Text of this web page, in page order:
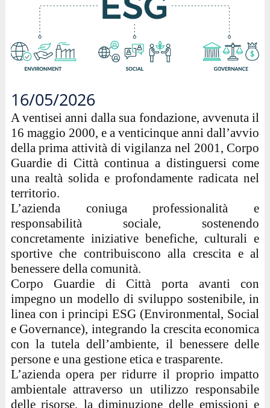
16/05/2026
A ventisei anni dalla sua fondazione, avvenuta il
16 maggio 2000, e a venticinque anni dall’avvio
della prima attività di vigilanza nel 2001, Corpo
Guardie di Città continua a distinguersi come
una realtà solida e profondamente radicata nel
territorio.
L’azienda coniuga professionalità e
responsabilità sociale, sostenendo
concretamente iniziative benefiche, culturali e
sportive che contribuiscono alla crescita e al
benessere della comunità.
Corpo Guardie di Città porta avanti con
impegno un modello di sviluppo sostenibile, in
linea con i principi ESG (Environmental, Social
e Governance), integrando la crescita economica
con la tutela dell’ambiente, il benessere delle
persone e una gestione etica e trasparente.
L’azienda opera per ridurre il proprio impatto
ambientale attraverso un utilizzo responsabile
delle risorse, la diminuzione delle emissioni e